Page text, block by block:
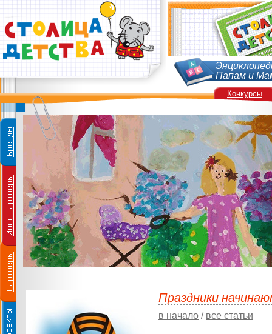
Папам и
Праздники
в начало / все статьи
Конкурсы